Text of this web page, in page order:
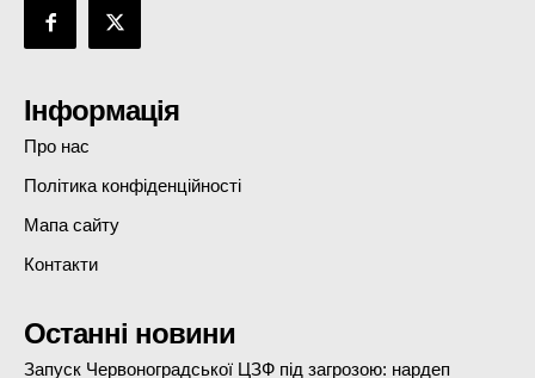
Інформація
Про нас
Політика конфіденційності
Мапа сайту
Контакти
Останні новини
Запуск Червоноградської ЦЗФ під загрозою: нардеп